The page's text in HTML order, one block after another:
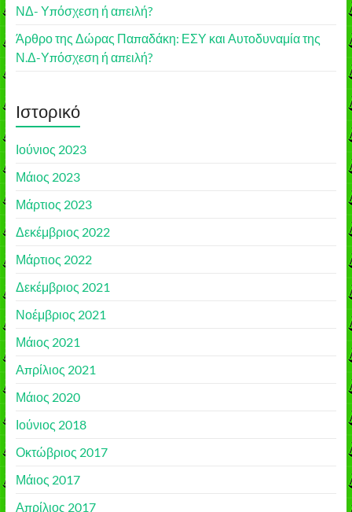
ΝΔ- Υπόσχεση ή απειλή?
Άρθρο της Δώρας Παπαδάκη: ΕΣΥ και Αυτοδυναμία της
Ν.Δ-Υπόσχεση ή απειλή?
Ιστορικό
Ιούνιος 2023
Μάιος 2023
Μάρτιος 2023
Δεκέμβριος 2022
Μάρτιος 2022
Δεκέμβριος 2021
Νοέμβριος 2021
Μάιος 2021
Απρίλιος 2021
Μάιος 2020
Ιούνιος 2018
Οκτώβριος 2017
Μάιος 2017
Απρίλιος 2017